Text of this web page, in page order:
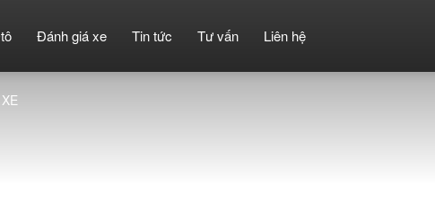
Đánh giá xe Tin tức Tư vấn Liên hệ